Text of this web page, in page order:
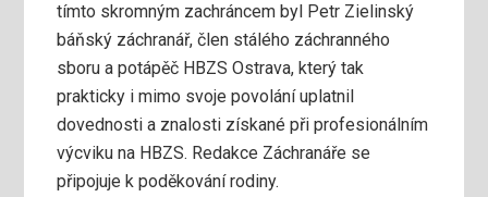
tímto skromným zachráncem byl Petr Zielinský
báňský záchranář, člen stálého záchranného
sboru a potápěč HBZS Ostrava, který tak
prakticky i mimo svoje povolání uplatnil
dovednosti a znalosti získané při profesionálním
výcviku na HBZS. Redakce Záchranáře se
připojuje k poděkování rodiny.